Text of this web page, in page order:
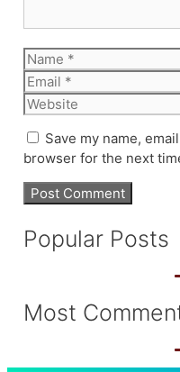
Name
Email
Website
Save my name,
browser for the next
Popular Posts
Most